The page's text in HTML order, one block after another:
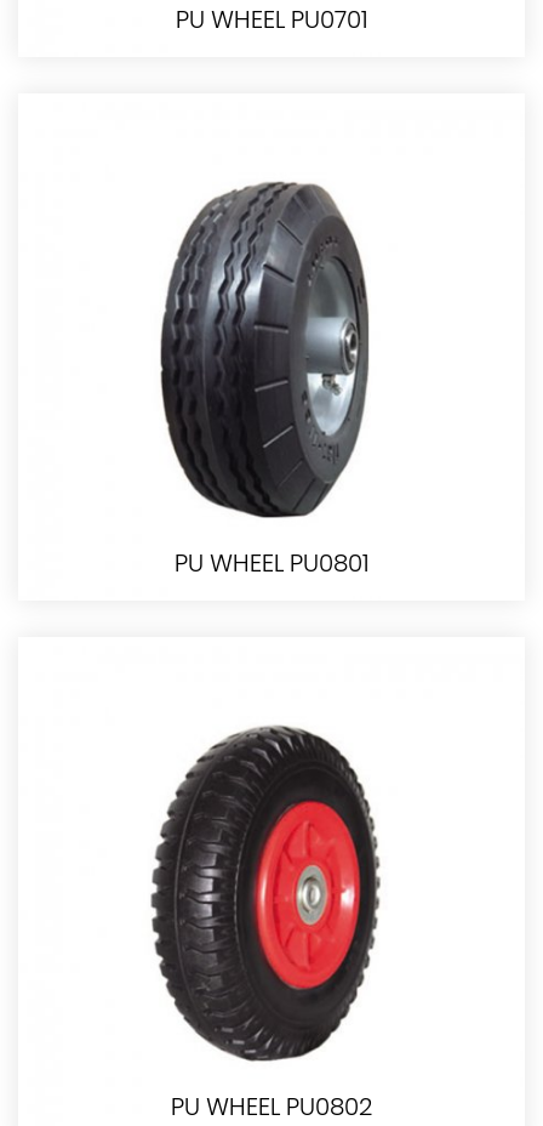
PU WHEEL PU0701
PU WHEEL PU0801
PU WHEEL PU0802